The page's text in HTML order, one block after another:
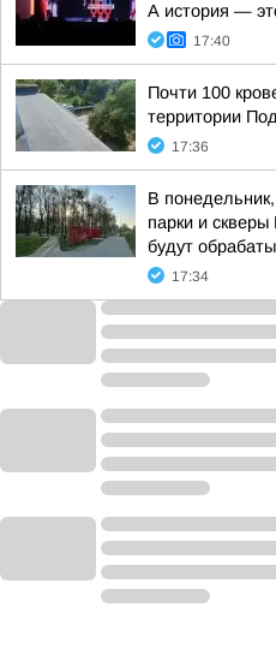
А история —
17:40
Почти 100
территории
17:36
В
парки и скверы
будут
17:34